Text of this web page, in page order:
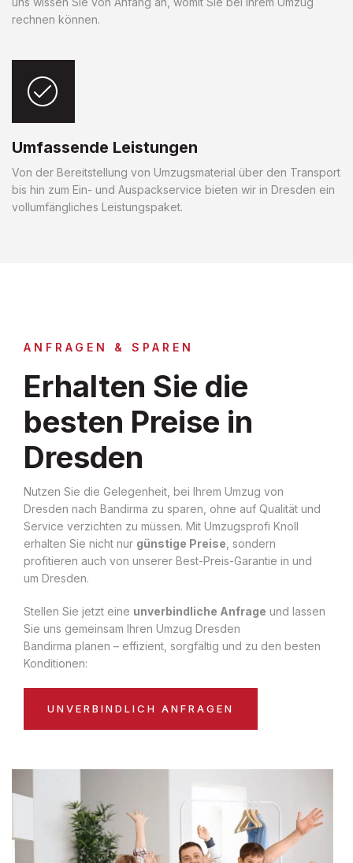
rechnen können.
Umfassende Leistungen
Von der Bereitstellung von Umzugsmaterial über den Transport
bis hin zum Ein- und Auspackservice bieten wir in Dresden ein
vollumfängliches Leistungspaket.
ANFRAGEN & SPAREN
Erhalten Sie die
besten Preise in
Dresden
Nutzen Sie die Gelegenheit, bei Ihrem Umzug von
Dresden nach Bandirma zu sparen, ohne auf Qualität und
Service verzichten zu müssen. Mit Umzugsprofi Knoll
erhalten Sie nicht nur günstige Preise , sondern
profitieren auch von unserer Best-Preis-Garantie in und
um Dresden.
Stellen Sie jetzt eine unverbindliche Anfrage und lassen
Sie uns gemeinsam Ihren Umzug Dresden
Bandirma planen – effizient, sorgfältig und zu den besten
Konditionen:
UNVERBINDLICH ANFRAGEN